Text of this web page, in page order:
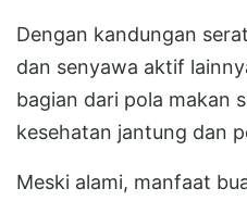
Dengan kandungan
dan senyawa aktif
bagian dari pola makan
kesehatan jantung dan
Meski alami, manfaat